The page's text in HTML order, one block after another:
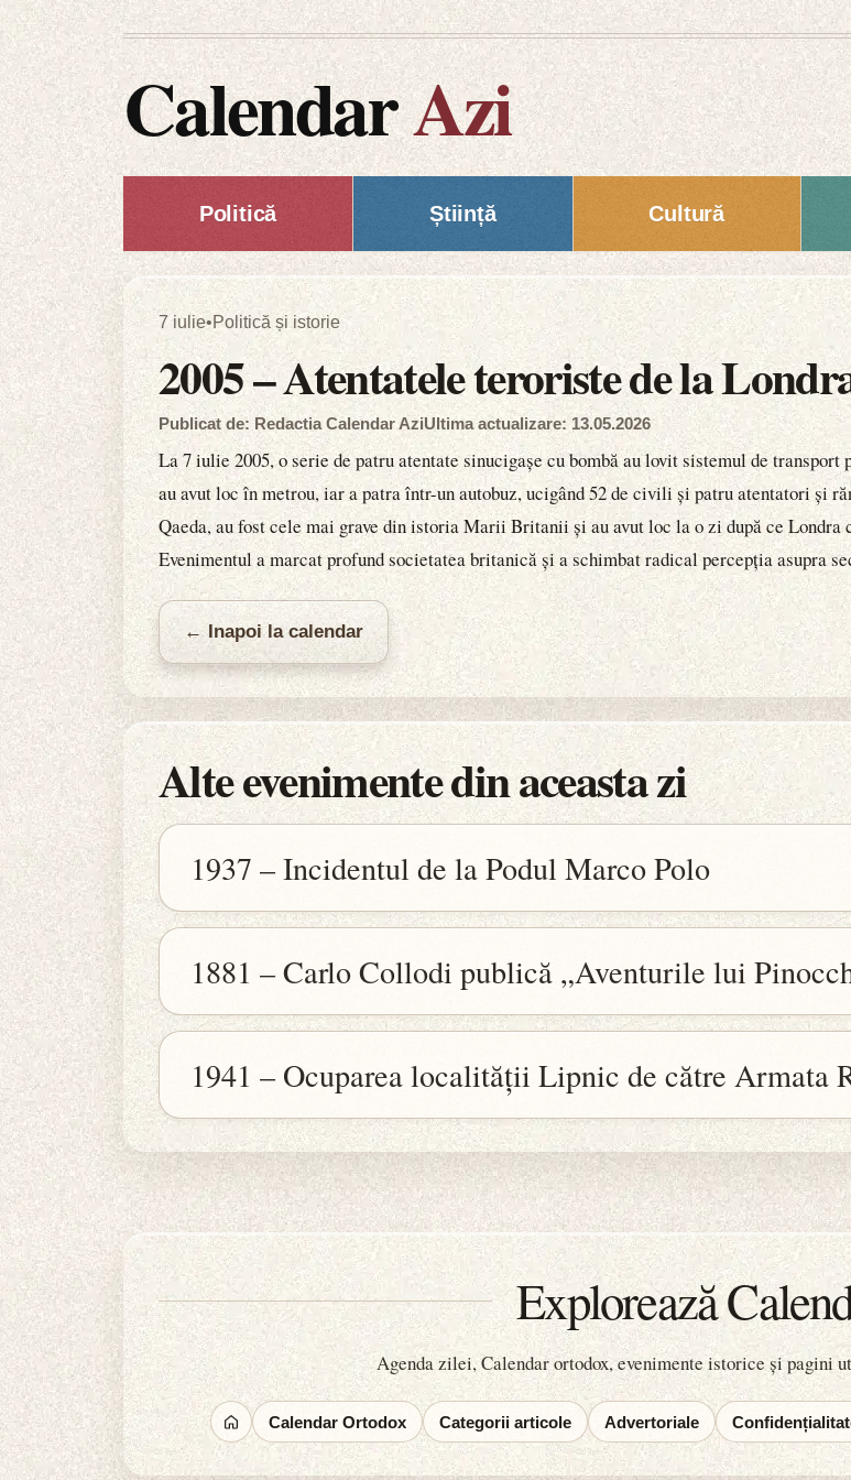
CalendarAzi
Politică Știință Cultură
7 iulie•Politică și istorie
2005 – Atentatele teroriste de la
Publicat de: Redactia Calendar AziUltima actualizare: 13.05.2026
La 7 iulie 2005, o serie de patru atentate sinucigașe cu bombă au lovit sistemul de
au avut loc în metrou, iar a patra într-un autobuz, ucigând 52 de civili și patru atentatori și
Qaeda, au fost cele mai grave din istoria Marii Britanii și au avut loc la o zi după ce
Evenimentul a marcat profund societatea britanică și a schimbat radical percepția asupra
← Inapoi la calendar
Alte evenimente din aceasta zi
1937 – Incidentul de la Podul Marco Polo
1881 – Carlo Collodi publică „Aventurile lui
1941 – Ocuparea localității Lipnic de către Armata
Explorează
Agenda zilei, Calendar ortodox, evenimente istorice și pagini
Calendar Ortodox Categorii articole Advertoriale